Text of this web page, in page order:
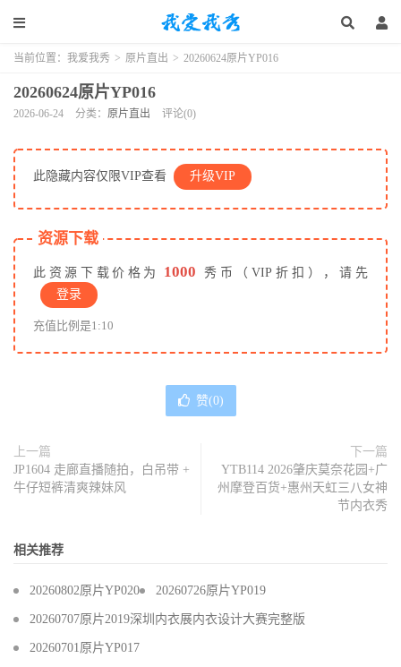
当前位置： 我爱我秀 > 原片直出 > 20260624原片YP016
20260624原片YP016
2026-06-24 分类： 原片直出 评论(0)
此隐藏内容仅限VIP查看 升级VIP
资源下载
此资源下载价格为 1000
秀币（VIP折扣），请先
登录
充值比例是1:10
赞(0)
上一篇
JP1604 走廊直播随拍，白吊带 +
牛仔短裤清爽辣妹风
下一篇
YTB114 2026肇庆莫奈花园+广
州摩登百货+惠州天虹三八女神
节内衣秀
相关推荐
20260802原片YP020 20260726原片YP019
20260707原片2019深圳内衣展内衣设计大赛完整版
20260701原片YP017